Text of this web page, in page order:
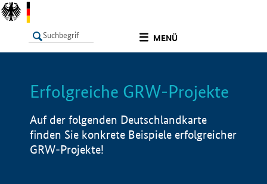
MENÜ
LISTE Info
Erfolgreiche GRW-Projekte
Auf der folgenden Deutschlandkarte
finden Sie konkrete Beispiele erfolgreicher
GRW-Projekte!